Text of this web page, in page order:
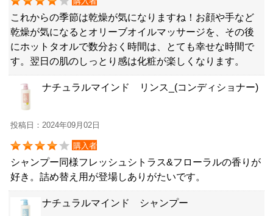
これからの季節は乾燥が気になりますね！お顔や手など
乾燥が気になるとオリーブオイルマッサージを、その後
にホットタオルで数分おく時間は、とても幸せな時間で
す。翌日の肌のしっとり感は化粧が楽しくなります。
ナチュラルマインド リンス_(コンディショナー)
投稿日：2024年09月02日
購入者
シャンプー同様フレッシュシトラス&フローラルの香りが
好き。詰め替え用が登場しありがたいです。
ナチュラルマインド シャンプー